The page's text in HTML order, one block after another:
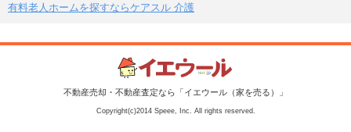
有料老人ホームを探すならケアスル 介護
不動産売却・不動産査定なら「イエウール（家を売る）」
Copyright(c)2014 Speee, Inc. All rights reserved.